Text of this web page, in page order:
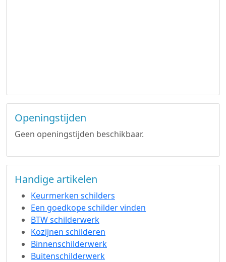
Openingstijden
Geen openingstijden beschikbaar.
Handige artikelen
Keurmerken schilders
Een goedkope schilder vinden
BTW schilderwerk
Kozijnen schilderen
Binnenschilderwerk
Buitenschilderwerk